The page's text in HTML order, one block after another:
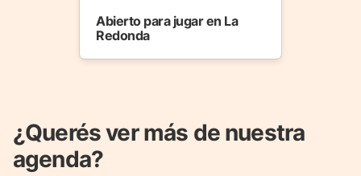
Abierto para jugar en La
Redonda
¿Querés ver más de nuestra
agenda?